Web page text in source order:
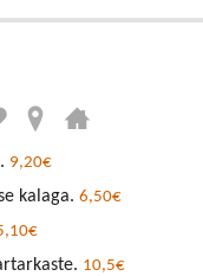
9,20€
kalaga. 6,50€
10,5€